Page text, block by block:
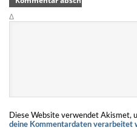
Δ
Diese Website verwendet Akismet,
deine Kommentardaten verarbeitet